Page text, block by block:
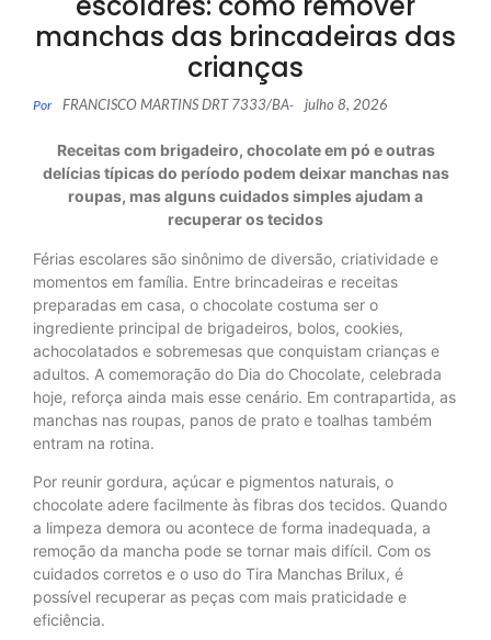
manchas das brincadeiras das
crianças
Por FRANCISCO MARTINS DRT 7333/BA- julho 8, 2026
Receitas com brigadeiro, chocolate em pó e outras
delícias típicas do período podem deixar manchas nas
roupas, mas alguns cuidados simples ajudam a
recuperar os tecidos
Férias escolares são sinônimo de diversão, criatividade e
momentos em família. Entre brincadeiras e receitas
preparadas em casa, o chocolate costuma ser o
ingrediente principal de brigadeiros, bolos, cookies,
achocolatados e sobremesas que conquistam crianças e
adultos. A comemoração do Dia do Chocolate, celebrada
hoje, reforça ainda mais esse cenário. Em contrapartida, as
manchas nas roupas, panos de prato e toalhas também
entram na rotina.
Por reunir gordura, açúcar e pigmentos naturais, o
chocolate adere facilmente às fibras dos tecidos. Quando
a limpeza demora ou acontece de forma inadequada, a
remoção da mancha pode se tornar mais difícil. Com os
cuidados corretos e o uso do Tira Manchas Brilux, é
possível recuperar as peças com mais praticidade e
eficiência.